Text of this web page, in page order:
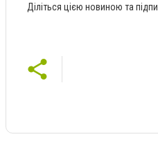
Діліться цією новиною та